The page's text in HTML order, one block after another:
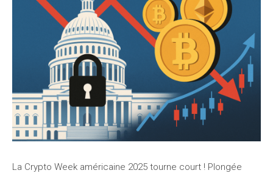
La Crypto Week américaine 2025 tourne court ! Plongée